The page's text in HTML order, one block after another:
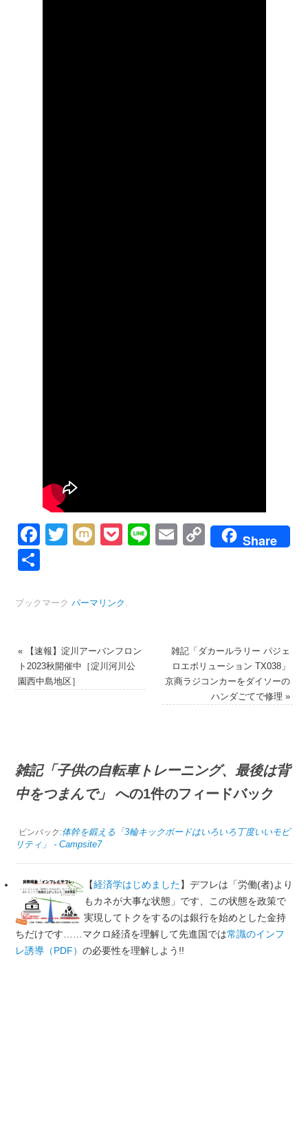
Facebook
Twitter
MixiPocket
LineEmailCopyShare
ブックマーク パーマリンク
«【速報】淀川アーバンフロン
ト2023秋開催中［淀川河川公
園西中島地区］
雑記「ダカールラリー パジェ
ロエボリューション TX038」
京商ラジコンカーをダイソーの
ハンダごてで修理»
雑記「子供の自転車トレーニング、最後は背
中をつまんで」
への1件のフィードバック
ピンバック:体幹を鍛える「3輪キックボードはいろいろ丁度いいモビ
リティ」 - Campsite7
【経済学はじめました】デフレは「労働(者)より
もカネが大事な状態」です、この状態を政策で
実現してトクをするのは銀行を始めとした金持
ちだけです……マクロ経済を理解して先進国では常識のインフ
レ誘導（PDF） の必要性を理解しよう!!